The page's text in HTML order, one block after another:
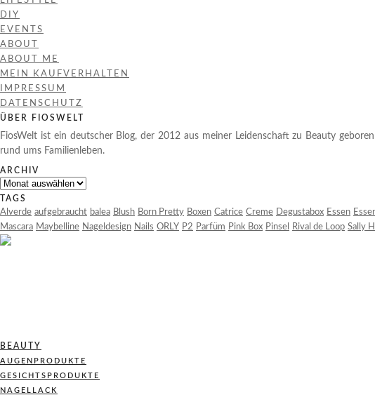
DIY
EVENTS
ABOUT
ABOUT ME
MEIN KAUFVERHALTEN
IMPRESSUM
DATENSCHUTZ
ÜBER FIOSWELT
FiosWelt ist ein deutscher Blog, der 2012 aus meiner Leidenschaft zu Beauty
rund ums Familienleben.
ARCHIV
Archiv
TAGS
Alverde aufgebraucht balea Blush Born Pretty Boxen Catrice Creme Degustabox Essen
Mascara Maybelline Nageldesign Nails ORLY P2 Parfüm Pink Box Pinsel Rival de Loop Sally
BEAUTY
AUGENPRODUKTE
GESICHTSPRODUKTE
NAGELLACK